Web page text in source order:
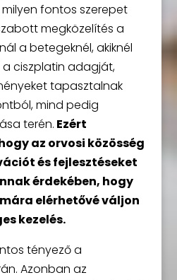
fontos szerepet
megközelítés a
a betegeknél, akiknél
a ciszplatin adagját,
tapasztalnak
mind pedig
terén. Ezért
az orvosi közösség
és fejlesztéseket
érdekében, hogy
elérhetővé váljon
kezelés.
tényező a
Azonban az